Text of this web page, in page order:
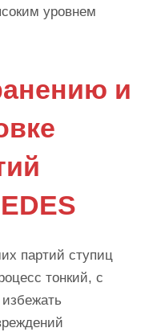
уровнем
и
партий ступиц
тонкий, с